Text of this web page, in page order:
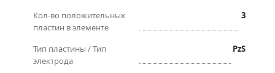
Кол-во положительных
пластин в элементе
3
Тип пластины / Тип
электрода
PzS